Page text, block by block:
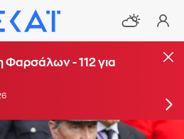
περιοχή Κολυμπάδα
οι δυνάμεις
Φαρσάλων - 112 για